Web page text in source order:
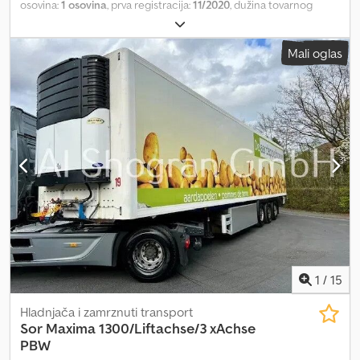
osovina:1 osovina, prva registracija:11/2020, dužina tovarnog
, širina utovarnog prostora:
tovarnog prostora:2.460 mm, zapremina tovarnog prostora:68
m³ , boja:bela, Godina proizvodnje: 2020, Oprema:ABS, hidraulični
zadnji podizač, Prazna masa: 8370 kg, tovarni prostor (D x Š x V):
11.100 mm x 2.500 mm x 2.460 mm, zapremina tovarnog prostora: 68
m³, zaštita od podletanja, čelična uspravna utovarna rampa:
Dhollandia 2500KG i baterija, elektronski kočioni sistem EBS, kutija
za alat, prisilno upravljanje, ISO pregrada bez ventilatora, priključni
utikač 1x15 polova, antispray zaštita, dvostruka guma, Kompletna
ponuda naših vozila dostupna je na sajtu. Želite li finansiranje? Sa
našim Value Added Service nudimo individualne mogućnosti
finansiranja, Full Service i telematičke usluge. Rado ćemo Vas
posavetovati. Cjdpfxjzdl Dyj Agyorf
Mali oglas
1 / 15
Hladnjača i zamrznuti transport
Sor Maxima 1300/Liftachse/3 xAchse
PBW